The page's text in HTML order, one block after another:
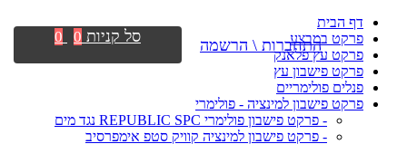
דף הבית
פרקט במבצע
פרקט עץ פלאנק
פרקט פישבון עץ
פנלים פולימריים
פרקט פישבון למינציה - פולימרי
- פרקט פישבון פולימרי REPUBLIC SPC נגד מים
- פרקט פישבון למינציה קוויק סטפ אימפרסיב
התחברות \ הרשמה סל קניות 0
0